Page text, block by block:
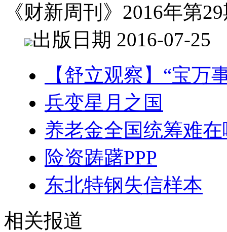
《财新周刊》2016年第
出版日期 2016-07-25
【舒立观察】“宝万
兵变星月之国
养老金全国统筹难
险资踌躇PPP
东北特钢失信样本
相关报道